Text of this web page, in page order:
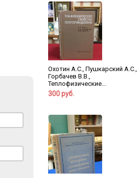
Охотин А.С., Пушкарский А.С.,
Горбачев В.В.,
Теплофизические...
300 руб.